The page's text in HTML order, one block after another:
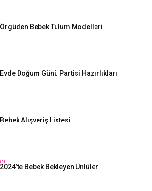
Örgüden Bebek Tulum Modelleri
Evde Doğum Günü Partisi Hazırlıkları
Bebek Alışveriş Listesi
2024’te Bebek Bekleyen Ünlüler